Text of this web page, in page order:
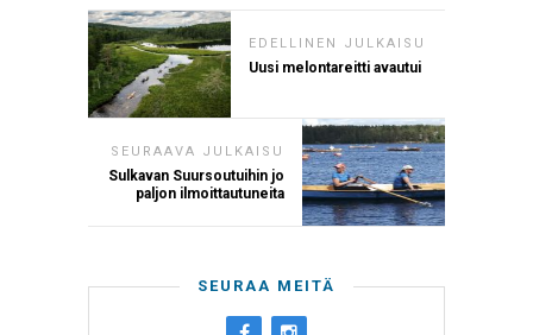
EDELLINEN JULKAISU
Uusi melontareitti avautui
SEURAAVA JULKAISU
Sulkavan Suursoutuihin jo
paljon ilmoittautuneita
SEURAA MEITÄ